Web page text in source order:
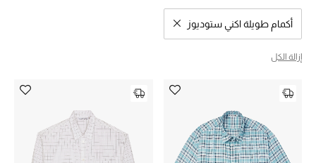
النساء
الرجال
الجمال
مستلزمات المنزل
أكمام طويلة اكني ستوديوز
مسح نتائج البحث النوع المحدد
إزالة الكل